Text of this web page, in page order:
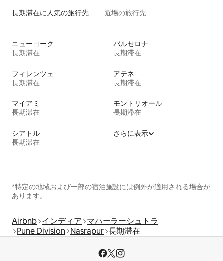
長期滞在に人気の旅行先 近場の旅行先
ニューヨーク
長期滞在
バルセロナ
長期滞在
フィレンツェ
長期滞在
アテネ
長期滞在
マイアミ
長期滞在
モントリオール
長期滞在
シアトル
長期滞在
さらに表示
*特定の地域および一部の宿泊施設には例外が適用される場合が
あります。
Airbnb インディア マハーラーシュトラ
Pune Division Nasrapur 長期滞在